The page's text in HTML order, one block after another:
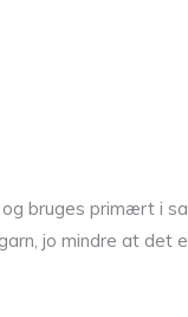
bruges primært i
jo mindre at